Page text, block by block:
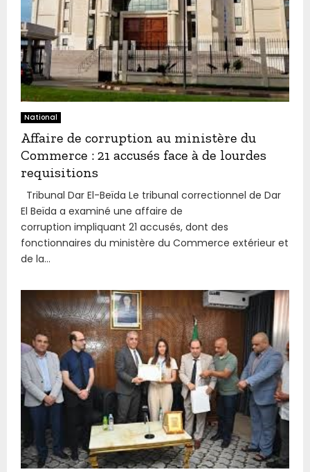
National
Affaire de corruption au ministère du
Commerce : 21 accusés face à de lourdes
requisitions
Tribunal Dar El-Beïda Le tribunal correctionnel de Dar
El Beïda a examiné une affaire de
corruption impliquant 21 accusés, dont des
fonctionnaires du ministère du Commerce extérieur et
de la...